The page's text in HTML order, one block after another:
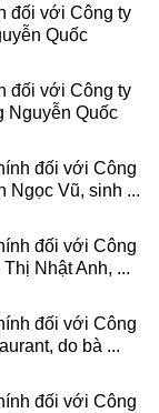
đối với Công ty
Quốc
đối với Công ty
Nguyễn Quốc
đối với Công
Ngọc Vũ, sinh ...
đối với Công
Nhật Anh, ...
đối với Công
do bà ...
đối với Công